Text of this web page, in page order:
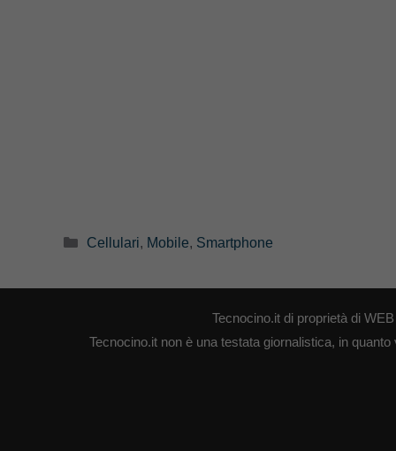
Categorie
Cellulari, Mobile, Smartphone
Tecnocino.it di proprietà di
Tecnocino.it non è una testata giornalistica, in